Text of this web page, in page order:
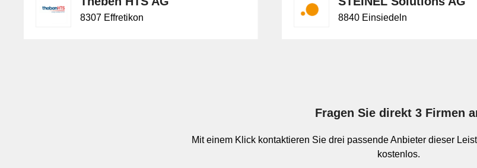
8307 Effretikon 8840 Einsiedeln
Fragen Sie direkt 3 Firmen
Mit einem Klick kontaktieren Sie drei passende Anbieter dieser
kostenlos.